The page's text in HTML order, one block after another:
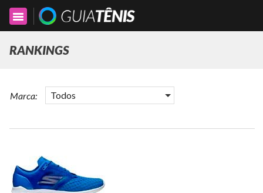
Toggle
navigation
RANKINGS
Marca: Todos